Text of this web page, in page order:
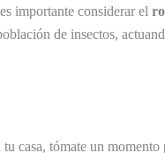
importante considerar el
de insectos,
casa, tómate un